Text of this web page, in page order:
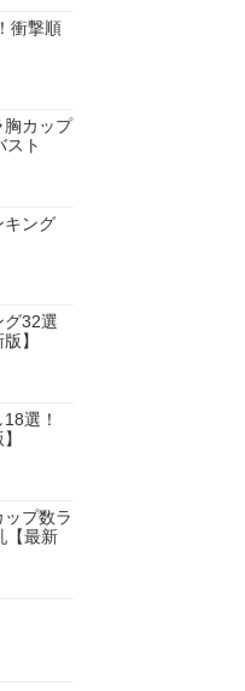
衝撃順
胸カップ
スト
キング
グ32選
】
選！
プ数ラ
【最新